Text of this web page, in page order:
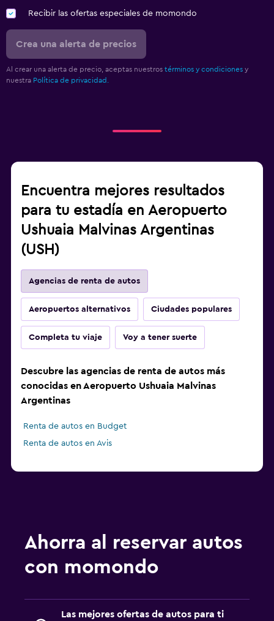
Recibir las ofertas especiales de momondo
Crea una alerta de precios
Al crear una alerta de precio, aceptas nuestros términos y condiciones y
nuestra Política de privacidad.
Encuentra mejores resultados
para tu estadía en Aeropuerto
Ushuaia Malvinas Argentinas
(USH)
Agencias de renta de autos
Aeropuertos alternativos Ciudades populares
Completa tu viaje Voy a tener suerte
Descubre las agencias de renta de autos más
conocidas en Aeropuerto Ushuaia Malvinas
Argentinas
Renta de autos en Budget
Renta de autos en Avis
Ahorra al reservar autos
con momondo
Las mejores ofertas de autos para ti